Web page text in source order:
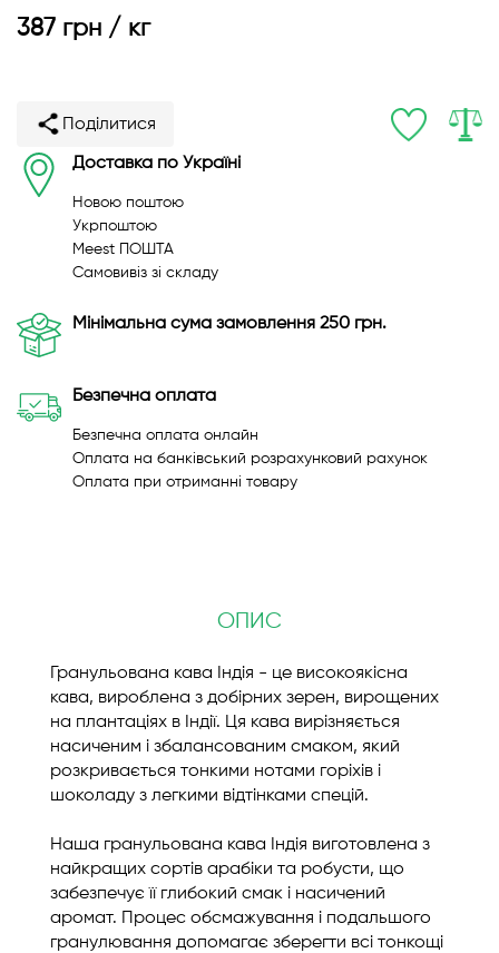
387 грн / кг
Поділитися
Доставка по Україні
Новою поштою
Укрпоштою
Meest ПОШТА
Самовивіз зі складу
Мінімальна сума замовлення 250 грн.
Безпечна оплата
Безпечна оплата онлайн
Оплата на банківський розрахунковий рахунок
Оплата при отриманні товару
ОПИС
Гранульована кава Індія - це високоякісна
кава, вироблена з добірних зерен, вирощених
на плантаціях в Індії. Ця кава вирізняється
насиченим і збалансованим смаком, який
розкривається тонкими нотами горіхів і
шоколаду з легкими відтінками спецій.
Наша гранульована кава Індія виготовлена з
найкращих сортів арабіки та робусти, що
забезпечує її глибокий смак і насичений
аромат. Процес обсмажування і подальшого
гранулювання допомагає зберегти всі тонкощі